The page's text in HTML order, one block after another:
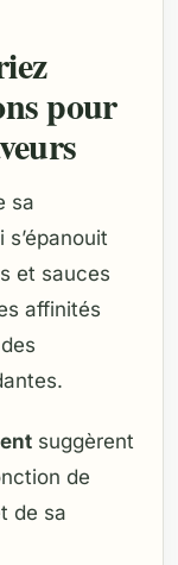
pour
sa
et sauces
affinités
suggèrent
de
de sa